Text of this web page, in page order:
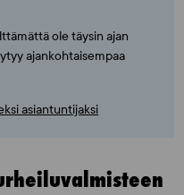
ole täysin ajan
ajankohtaisempaa
asiantuntijaksi